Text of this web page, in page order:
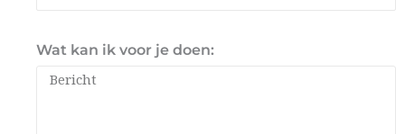
Wat kan ik voor je doen: